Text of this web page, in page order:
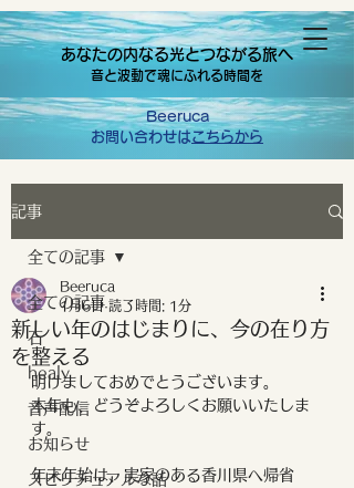
あなたの内なる光とつながる旅へ
音と波動で魂にふれる時間を
Beeruca
お問い合わせはこちらから
記事
全ての記事
石
healy
音声配信
お知らせ
スピリチュアルな話
全ての記事
新しい年のはじまりに、今の在り方
を整える
Beeruca
1月6日 読了時間: 1分
明けましておめでとうございます。
本年も、どうぞよろしくお願いいたしま
す。
年末年始は、実家のある香川県へ帰省